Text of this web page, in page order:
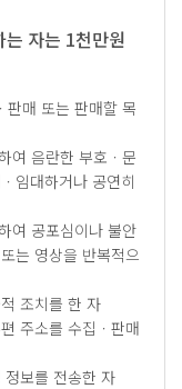
자는 1천만원
매 또는 판매할 목
여 음란한 부호ㆍ문
임대하거나 공연히
여 공포심이나 불안
는 영상을 반복적으
조치를 한 자
주소를 수집ㆍ판매
보를 전송한 자